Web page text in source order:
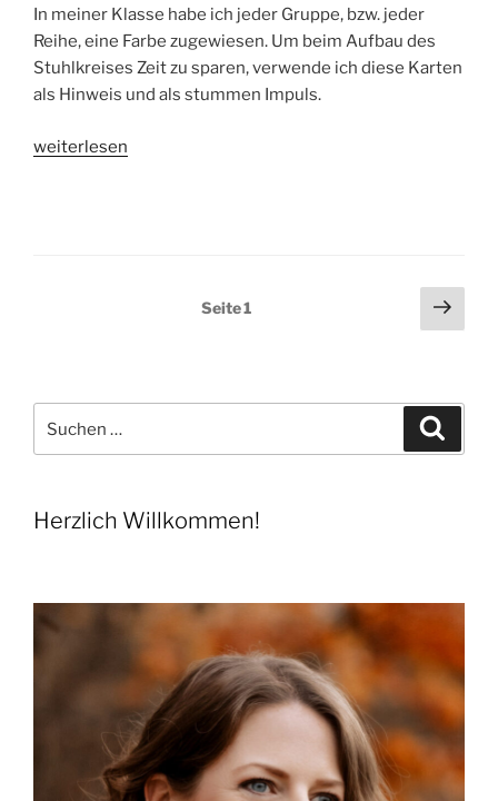
In meiner Klasse habe ich jeder Gruppe, bzw. jeder
Reihe, eine Farbe zugewiesen. Um beim Aufbau des
Stuhlkreises Zeit zu sparen, verwende ich diese Karten
als Hinweis und als stummen Impuls.
„Regeln
weiterlesen
Seitennummerierung
Seite1
nach:
Herzlich Willkommen!